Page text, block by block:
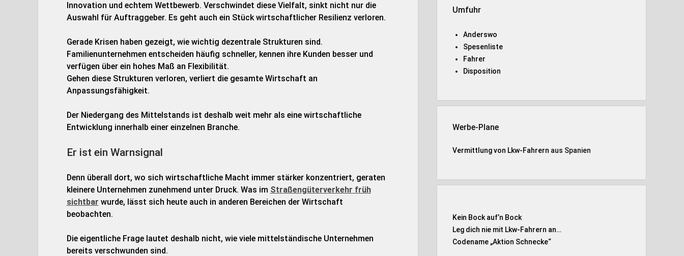
Innovation und echtem Wettbewerb. Verschwindet diese Vielfalt, sinkt nicht nur die
Auswahl für Auftraggeber. Es geht auch ein Stück wirtschaftlicher Resilienz verloren.
Gerade Krisen haben gezeigt, wie wichtig dezentrale Strukturen sind.
Familienunternehmen entscheiden häufig schneller, kennen ihre Kunden besser und
verfügen über ein hohes Maß an Flexibilität.
Gehen diese Strukturen verloren, verliert die gesamte Wirtschaft an
Anpassungsfähigkeit.
Der Niedergang des Mittelstands ist deshalb weit mehr als eine wirtschaftliche
Entwicklung innerhalb einer einzelnen Branche.
Er ist ein Warnsignal
Denn überall dort, wo sich wirtschaftliche Macht immer stärker konzentriert, geraten
kleinere Unternehmen zunehmend unter Druck. Was im Straßengüterverkehr früh
sichtbar wurde, lässt sich heute auch in anderen Bereichen der Wirtschaft
beobachten.
Die eigentliche Frage lautet deshalb nicht, wie viele mittelständische Unternehmen
bereits verschwunden sind.
Umfuhr
Anderswo
Spesenliste
Fahrer
Disposition
Werbe-Plane
Vermittlung von Lkw-Fahrern aus Spanien
Kein Bock auf’n Bock
Leg dich nie mit Lkw-Fahrern an…
Codename „Aktion Schnecke“